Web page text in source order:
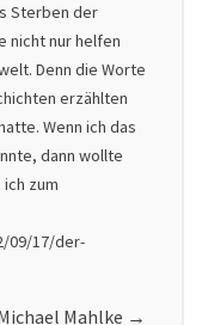
Sterben der
nicht nur helfen
Denn die Worte
erzählten
Wenn ich das
dann wollte
zum
09/17/der-
Mahlke →